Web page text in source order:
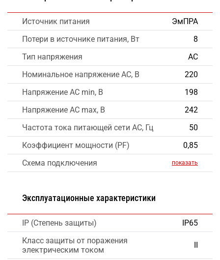
Источник питания
ЭмПРА
Потери в источнике питания, Вт
8
Тип напряжения
AC
Номинальное напряжение AC, В
220
Напряжение AC min, В
198
Напряжение AC max, В
242
Частота тока питающей сети AC, Гц
50
Коэффициент мощности (PF)
0,85
Схема подключения
показать
Эксплуатационные характеристики
IP (Степень защиты)
IP65
Класс защиты от поражения
электрическим током